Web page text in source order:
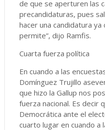
de que se aperturen las
precandidaturas, pues
hacer una candidatura
permite”, dijo Ramfis.
Cuarta fuerza política
En cuando a las
Domínguez Trujillo
que hizo la Gallup nos
fuerza nacional. Es decir
Democrática ante el
cuarto lugar en cuando